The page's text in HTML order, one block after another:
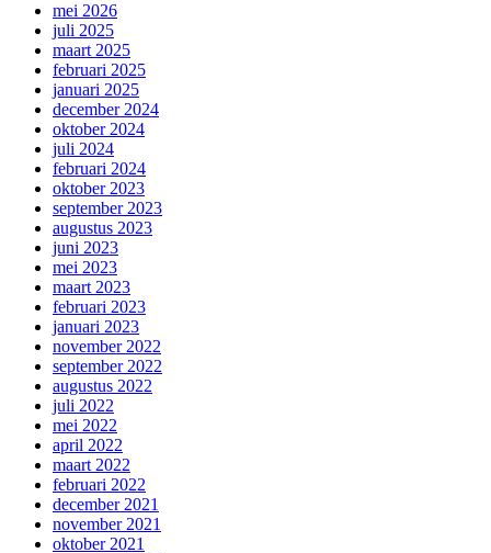
mei 2026
juli 2025
maart 2025
februari 2025
januari 2025
december 2024
oktober 2024
juli 2024
februari 2024
oktober 2023
september 2023
augustus 2023
juni 2023
mei 2023
maart 2023
februari 2023
januari 2023
november 2022
september 2022
augustus 2022
juli 2022
mei 2022
april 2022
maart 2022
februari 2022
december 2021
november 2021
oktober 2021